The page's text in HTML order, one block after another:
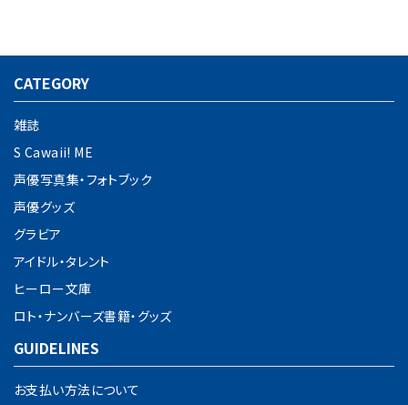
CATEGORY
雑誌
S Cawaii! ME
声優写真集・フォトブック
声優グッズ
グラビア
アイドル・タレント
ヒーロー文庫
ロト・ナンバーズ書籍・グッズ
GUIDELINES
お支払い方法について